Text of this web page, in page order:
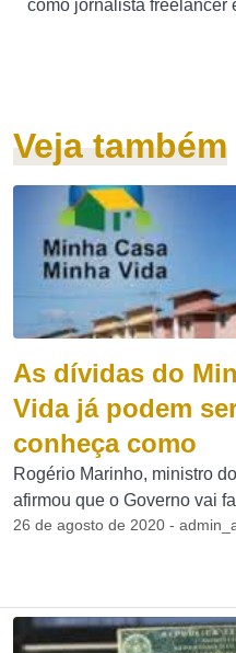
como jornalista freelancer
Veja também
As dívidas do
Vida já podem
conheça como
Rogério Marinho, ministro
afirmou que o Governo vai
26 de agosto de 2020 -